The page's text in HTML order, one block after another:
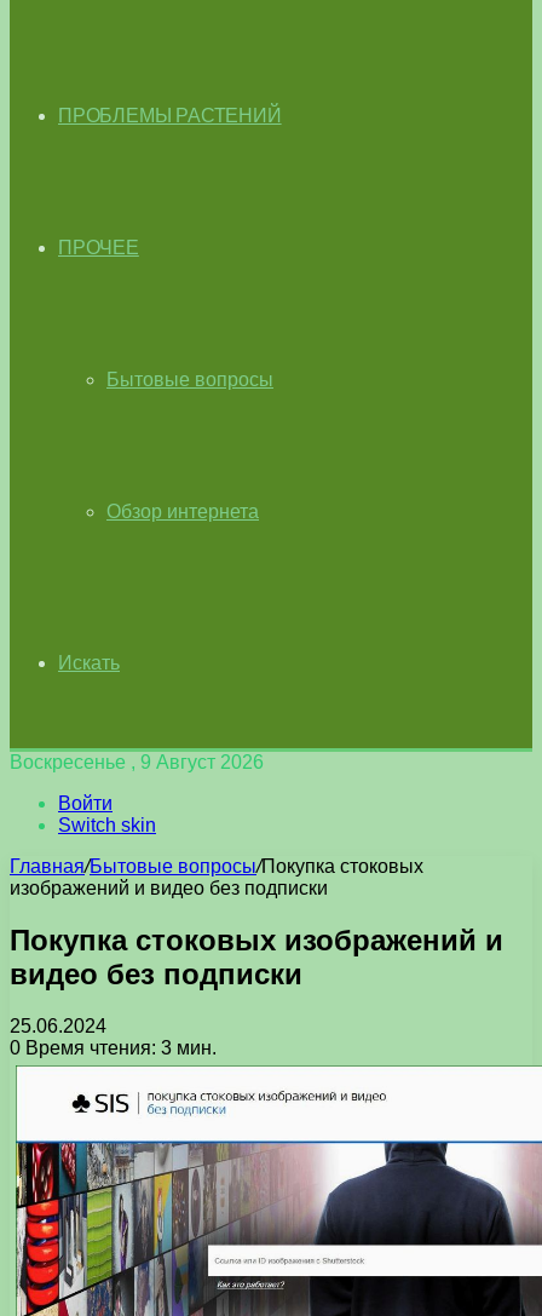
ПРОБЛЕМЫ РАСТЕНИЙ
ПРОЧЕЕ
Бытовые вопросы
Обзор интернета
Искать
Воскресенье , 9 Август 2026
Войти
Switch skin
Главная/Бытовые вопросы/Покупка стоковых
изображений и видео без подписки
Покупка стоковых изображений и
видео без подписки
25.06.2024
0 Время чтения: 3 мин.